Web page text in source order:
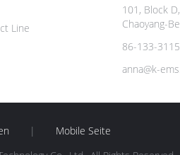
Line
101, Block
Chaoyang-
86-133-
anna@k-
|
Mobile Seite